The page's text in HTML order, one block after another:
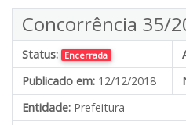
Concorrência 35/
Status: Encerrada
Publicado em: 12/12/2018
Entidade: Prefeitura